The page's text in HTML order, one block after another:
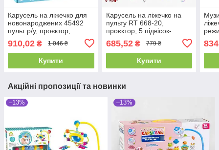
Карусель на ліжечко для
новонароджених 45492
пульт р/у, проєктор,
обертання, мелодії, звуки,
колискові
910,02 ₴ 1 046 ₴
Купити
Карусель на ліжечко на
пульту RT 668-20,
проєктор, 5 підвісок-
мелодії, звуки природи
685,52₴ 779 ₴
Купити
Акційні пропозиції та новинки
–13% –13%